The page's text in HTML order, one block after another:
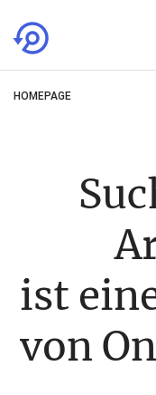
HOMEPAGE
ist
von